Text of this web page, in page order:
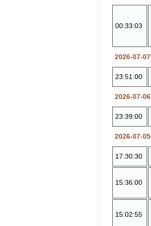
00:33:03
2026-07-07
23:51:00
2026-07-06
23:39:00
2026-07-05
17:30:30
15:36:00
15:02:55